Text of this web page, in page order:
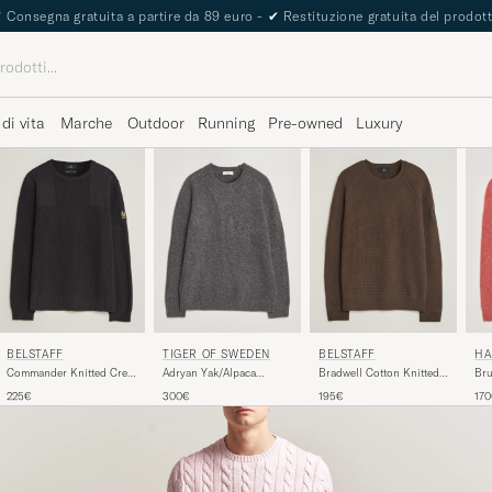
The Care of Carl Passport
vita Marche Outdoor Running Pre-owned Luxury
BELSTAFF
Commander Knitted Crew
225€
TIGER OF SWEDEN
Adryan Yak/Alpaca
Melange
300€
BELSTAFF
Bradwell Cotton Knitted
195€
D